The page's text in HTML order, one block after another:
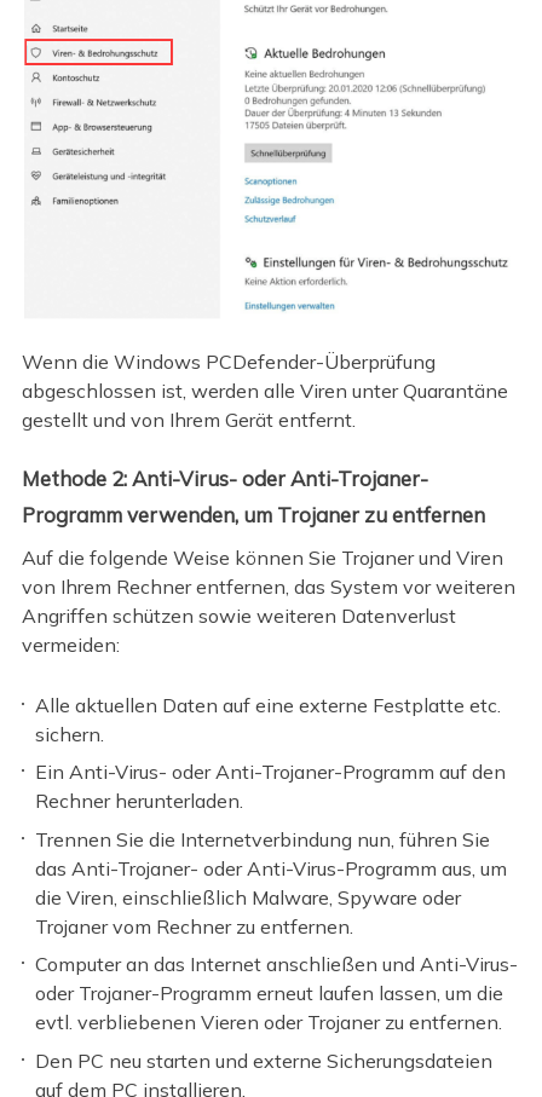
Wenn die Windows PCDefender-Überprüfung
abgeschlossen ist, werden alle Viren unter Quarantäne
gestellt und von Ihrem Gerät entfernt.
Methode 2: Anti-Virus- oder Anti-Trojaner-
Programm verwenden, um Trojaner zu entfernen
Auf die folgende Weise können Sie Trojaner und Viren
von Ihrem Rechner entfernen, das System vor weiteren
Angriffen schützen sowie weiteren Datenverlust
vermeiden:
Alle aktuellen Daten auf eine externe Festplatte etc.
sichern.
Ein Anti-Virus- oder Anti-Trojaner-Programm auf den
Rechner herunterladen.
Trennen Sie die Internetverbindung nun, führen Sie
das Anti-Trojaner- oder Anti-Virus-Programm aus, um
die Viren, einschließlich Malware, Spyware oder
Trojaner vom Rechner zu entfernen.
Computer an das Internet anschließen und Anti-Virus-
oder Trojaner-Programm erneut laufen lassen, um die
evtl. verbliebenen Vieren oder Trojaner zu entfernen.
Den PC neu starten und externe Sicherungsdateien
auf dem PC installieren.